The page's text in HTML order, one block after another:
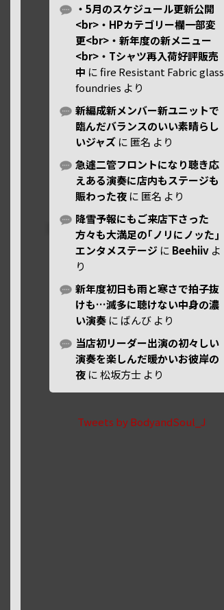
・5月のスケジュール更新公開
<br>・HPカテゴリー欄一部変
更<br>・新年度の新メニュー
<br>・Tシャツ再入荷好評販売
中 にfire Resistant Fabric glass
foundries より
新編成新メンバー新ユニットで
臨んだバランスのいい素晴らし
いジャズ に 匿名 より
急遽二管フロントになり聴き応
えある演奏に店内もステージも
賑わった夜 に 匿名 より
降雪予報にもご来店下さった
方々も大満足の｢ノリにノッた｣
エンタメステージ に Beehiiv よ
り
新年度初日も雨と寒さで拍子抜
けも…滅多に聴けない中身の濃
い演奏 に ばんび より
当店初リーダー出演の初々しい
演奏を楽しんだ暖かいお彼岸の
夜 に松坂方士 より
Tweets by BodyandSoul_J